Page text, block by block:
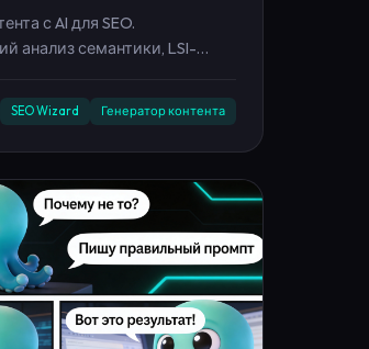
с AI для SEO.
анализ семантики, LSI-
SEO Wizard Генератор контента